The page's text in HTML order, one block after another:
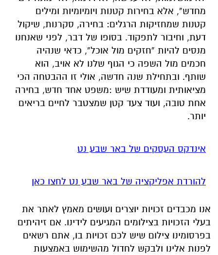
מחדש”, אלא בחירות קטנות ויומיומיות ומילים
קטנות שמחזיקות הרגלים: בחירה, סקרנות, שיקול
דעת, וחיבור לתפקוד. בסופו של דבר, לפני שאנחנו
מנסים להיות “חזקים מול אוכל”, כדאי שנהיה
חכמים מול השפה כי הגוף שלנו לא אויב, הוא
שותף. ובתחילת שנה חדשה, אולי זו ההבטחה הכי
מציאותית ומעודדת שיש :משפט אחד חדש, בחירה
אחת טובה, ועוד צעד קטן שמצטבר לחיים בריאים
יותר.
אינדקס העסקים של באר שבע נט
להורדת אפליקציה של באר שבע נט לחצו כאן
אנו מכבדים זכויות יוצרים ועושים מאמץ לאתר את
בעלי הזכויות בצילומים המגיעים לידינו. אם זיהיתים
בפרסומינו צילום שיש לכם זכויות בו, אתם רשאים
לפנות אלינו ולבקש לחדול מהשימוש באמצעות